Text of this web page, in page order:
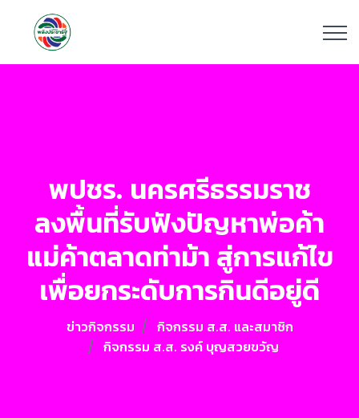
พปชร. นครศรีธรรมราช
ลงพื้นที่รับฟังปัญหาพ่อค้า
แม่ค้าตลาดท่าม้า สู่การแก้ไข
เพื่อยกระดับการกินดีอยู่ดี
ข่าวกิจกรรม
กิจกรรม ส.ส. และสมาชิก
กิจกรรม ส.ส. รงค์ บุญสวยขวัญ